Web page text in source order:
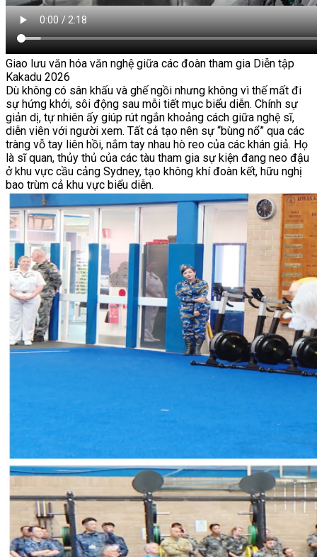
Giao lưu văn hóa văn nghệ giữa các đoàn tham gia Diễn tập
Kakadu 2026
Dù không có sân khấu và ghế ngồi nhưng không vì thế mất đi
sự hứng khởi, sôi động sau mỗi tiết mục biểu diễn. Chính sự
giản dị, tự nhiên ấy giúp rút ngắn khoảng cách giữa nghệ sĩ,
diễn viên với người xem. Tất cả tạo nên sự “bùng nổ” qua các
tràng vỗ tay liên hồi, nắm tay nhau hò reo của các khán giả. Họ
là sĩ quan, thủy thủ của các tàu tham gia sự kiện đang neo đậu
ở khu vực cầu cảng Sydney, tạo không khí đoàn kết, hữu nghị
bao trùm cả khu vực biểu diễn.